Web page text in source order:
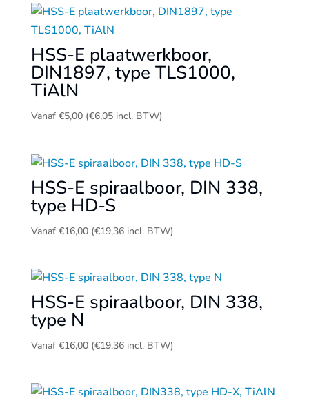
HSS-E plaatwerkboor,
DIN1897, type TLS1000,
TiAlN
Vanaf €5,00 (€6,05incl. BTW)
HSS-E spiraalboor, DIN 338,
type HD-S
Vanaf €16,00 (€19,36incl. BTW)
HSS-E spiraalboor, DIN 338,
type N
Vanaf €16,00 (€19,36incl. BTW)